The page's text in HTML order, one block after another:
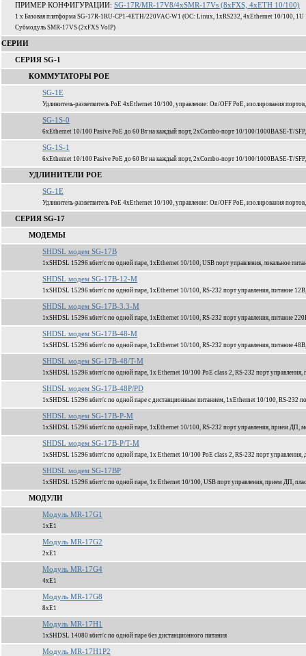
ПРИМЕР КОНФИГУРАЦИИ: SG-17R/MR-17V8/4xSMR-17Vs (8xFXS, 4xETH 10/100)
1 x Базовая платформа SG-17R-1RU-CP1-4ETH/220VAC-W1 (ОС: Linux, 1xRS232, 4xEthernet 10/100,
Субмодуль SMR-17VS (2xFXS VoIP)
СЕРИИ
СЕРИЯ SG-1
КОММУТАТОРЫ POE
SG-1E
Удлинитель-разветвитель PoE 4xEthernet 10/100, управление: On/OFF PoE, изолирования
SG-1S-0
6xEthernet 10/100 Pasive PoE до 60 Вт на каждый порт, 2xCombo-порт 10/100/1000BASE-T/
SG-1S-1
6xEthernet 10/100 Pasive PoE до 60 Вт на каждый порт, 2xCombo-порт 10/100/1000BASE-T/
УДЛИНИТЕЛИ POE
SG-1E
Удлинитель-разветвитель PoE 4xEthernet 10/100, управление: On/OFF PoE, изолирования
СЕРИЯ SG-17
МОДЕМЫ
SHDSL модем SG-17B
1xSHDSL 15296 кбит/c по одной паре, 1xEthernet 10/100, USB порт управления, локальное
SHDSL модем SG-17B-12-M
1xSHDSL 15296 кбит/c по одной паре, 1xEthernet 10/100, RS-232 порт управления, питание 12В,
SHDSL модем SG-17B-3.3-M
1xSHDSL 15296 кбит/c по одной паре, 1xEthernet 10/100, RS-232 порт управления, питание
SHDSL модем SG-17B-48-M
1xSHDSL 15296 кбит/c по одной паре, 1xEthernet 10/100, RS-232 порт управления, питание 48В,
SHDSL модем SG-17B-48/T-M
1xSHDSL 15296 кбит/c по одной паре, 1x Ethernet 10/100 PoE class 2, RS-232 порт управления,
SHDSL модем SG-17B-48P/PD
1xSHDSL 15296 кбит/c по одной паре с дистанционным питанием, 1xEthernet 10/100, RS-232
SHDSL модем SG-17B-P-M
1xSHDSL 15296 кбит/c по одной паре, 1xEthernet 10/100, RS-232 порт управления, прием ДП,
SHDSL модем SG-17B-P/T-M
1xSHDSL 15296 кбит/c по одной паре, 1x Ethernet 10/100 PoE class 2, RS-232 порт
SHDSL модем SG-17BP
1xSHDSL 15296 кбит/c по одной паре, 1x Ethernet 10/100, USB порт управления, прием ДП,
МОДУЛИ
Модуль MR-17G1
1xЕ1
Модуль MR-17G2
2xЕ1
Модуль MR-17G4
4xЕ1
Модуль MR-17G8
8xЕ1
Модуль MR-17H1
1xSHDSL 14080 кбит/c по одной паре без дистанционного питания
Модуль MR-17H1P2